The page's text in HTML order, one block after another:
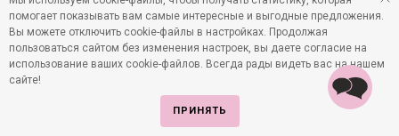
помогает показывать вам самые интересные и выгодные предложения.
Вы можете отключить cookie-файлы в настройках. Продолжая
пользоваться сайтом без изменения настроек, вы даете согласие на
использование ваших cookie-файлов. Всегда рады видеть вас на нашем
сайте!
ПРИНЯТЬ